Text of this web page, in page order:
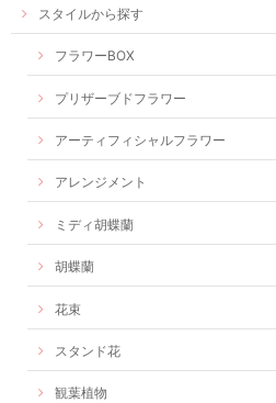
スタイルから探す
フラワーBOX
プリザーブドフラワー
アーティフィシャルフラワー
アレンジメント
ミディ胡蝶蘭
胡蝶蘭
花束
スタンド花
観葉植物